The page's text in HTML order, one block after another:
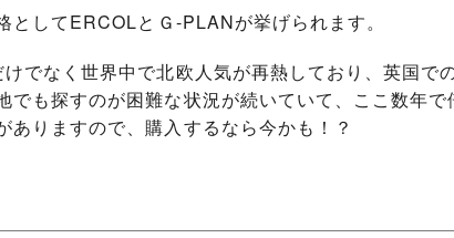
してERCOLとＧ-PLANが挙げられます。
でなく世界中で北欧人気が再熱しており、英国で
でも探すのが困難な状況が続いていて、ここ数年で
ありますので、購入するなら今かも！？